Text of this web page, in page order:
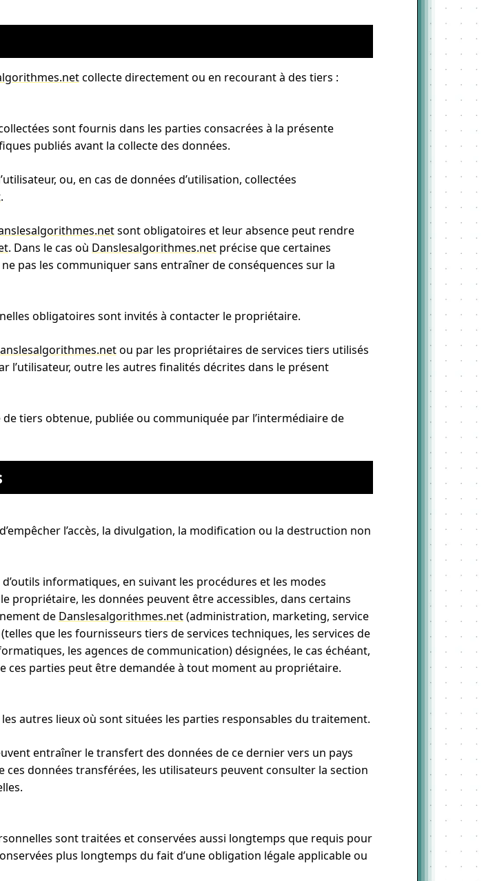
collecte directement ou en recourant à des tiers :
sont fournis dans les parties consacrées à la présente
publiés avant la collecte des données.
ou, en cas de données d’utilisation, collectées
.
sont obligatoires et leur absence peut rendre
. Dans le cas où Danslesalgorithmes.net précise que certaines
pas les communiquer sans entraîner de conséquences sur la
obligatoires sont invités à contacter le propriétaire.
ou par les propriétaires de services tiers utilisés
l’utilisateur, outre les autres finalités décrites dans le présent
tiers obtenue, publiée ou communiquée par l’intermédiaire de
l’accès, la divulgation, la modification ou la destruction non
informatiques, en suivant les procédures et les modes
les données peuvent être accessibles, dans certains
de Danslesalgorithmes.net(administration, marketing, service
que les fournisseurs tiers de services techniques, les services de
les agences de communication) désignées, le cas échéant,
ces parties peut être demandée à tout moment au propriétaire.
autres lieux où sont situées les parties responsables du traitement.
entraîner le transfert des données de ce dernier vers un pays
données transférées, les utilisateurs peuvent consulter la section
sont traitées et conservées aussi longtemps que requis pour
plus longtemps du fait d’une obligation légale applicable ou